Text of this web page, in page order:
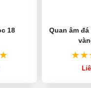
18
Quan âm